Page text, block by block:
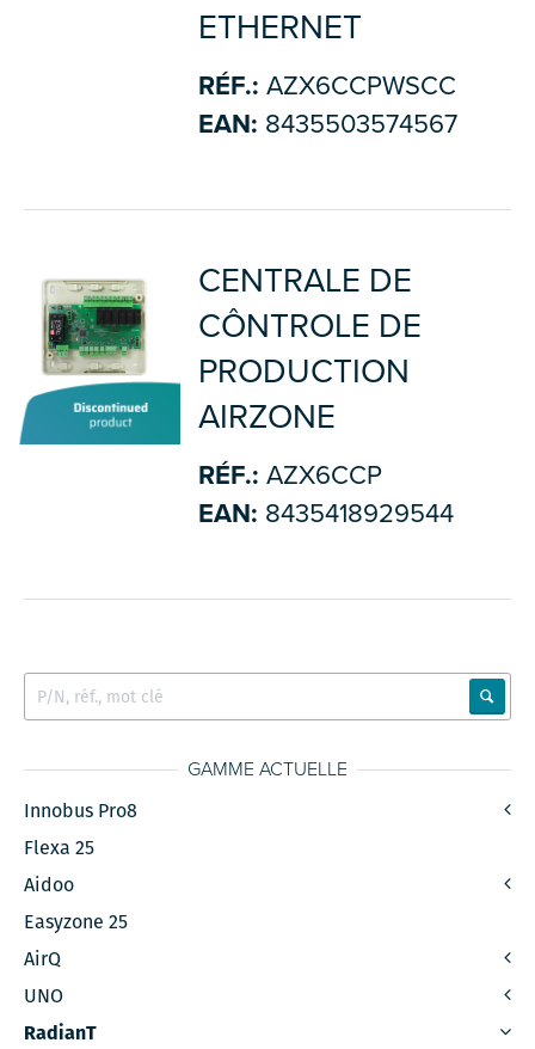
ETHERNET
RÉF.: AZX6CCPWSCC
EAN: 8435503574567
CENTRALE DE
CÔNTROLE DE
PRODUCTION
AIRZONE
RÉF.: AZX6CCP
EAN: 8435418929544
GAMME ACTUELLE
Innobus Pro8
Flexa 25
Aidoo
Easyzone 25
AirQ
UNO
RadianT